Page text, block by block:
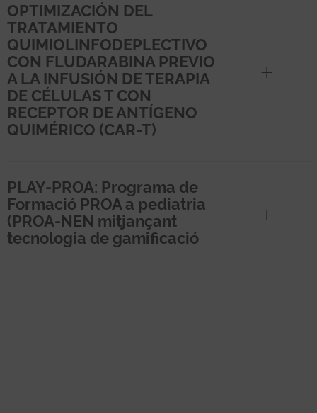
OPTIMIZACIÓN DEL
TRATAMIENTO
QUIMIOLINFODEPLECTIVO
CON FLUDARABINA PREVIO
A LA INFUSIÓN DE TERAPIA
DE CÉLULAS T CON
RECEPTOR DE ANTÍGENO
QUIMÉRICO (CAR-T)
PLAY-PROA: Programa de
Formació PROA a pediatria
(PROA-NEN mitjançant
tecnologia de gamificació